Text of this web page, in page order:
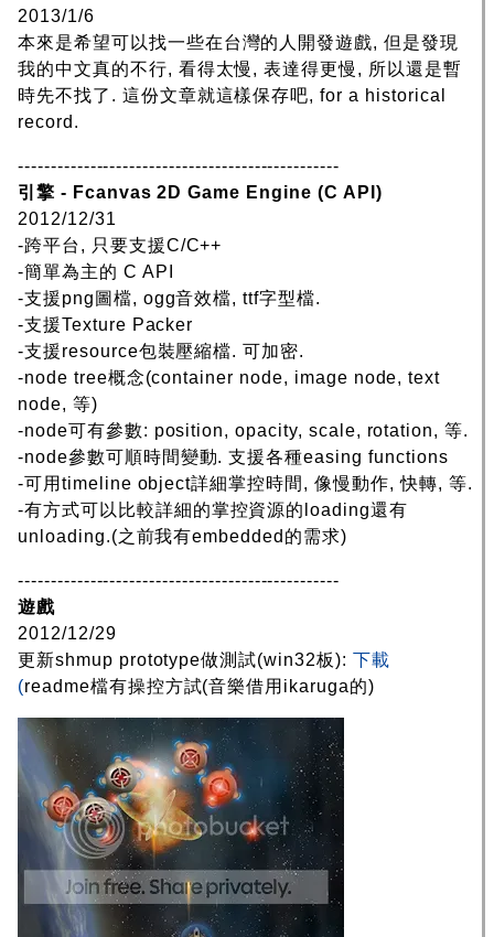
2013/1/6
本來是希望可以找一些在台灣的人開發遊戲, 但是發現
我的中文真的不行, 看得太慢, 表達得更慢, 所以還是暫
時先不找了. 這份文章就這樣保存吧, for a historical
record.
-------------------------------------------------
引擎 - Fcanvas 2D Game Engine (C API)
2012/12/31
-跨平台, 只要支援C/C++
-簡單為主的 C API
-支援png圖檔, ogg音效檔, ttf字型檔.
-支援Texture Packer
-支援resource包裝壓縮檔. 可加密.
-node tree概念(container node, image node, text
node, 等)
-node可有參數: position, opacity, scale, rotation, 等.
-node參數可順時間變動. 支援各種easing functions
-可用timeline object詳細掌控時間, 像慢動作, 快轉, 等.
-有方式可以比較詳細的掌控資源的loading還有
unloading.(之前我有embedded的需求)
-------------------------------------------------
遊戲
2012/12/29
更新shmup prototype做測試(win32板): 下載
(readme檔有操控方試(音樂借用ikaruga的)